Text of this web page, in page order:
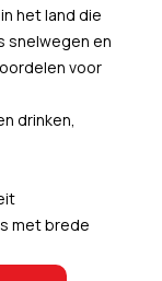
het land die
snelwegen en
voor
drinken,
met brede